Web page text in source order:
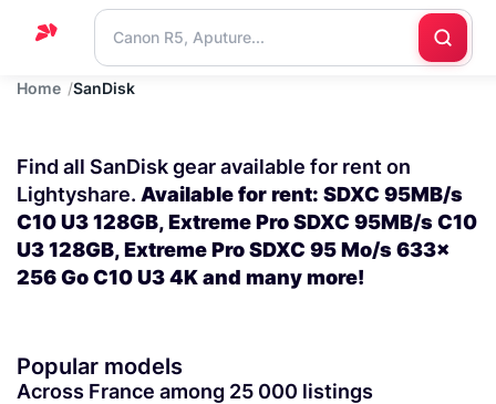
Home
Blog
Contact
us
Home SanDisk
Find all SanDisk gear available for rent on
Lightyshare. Available for rent: SDXC 95MB/s
C10 U3 128GB, Extreme Pro SDXC 95MB/s C10
U3 128GB, Extreme Pro SDXC 95 Mo/s 633x
256 Go C10 U3 4K and many more!
Popular models
Across France among 25 000 listings